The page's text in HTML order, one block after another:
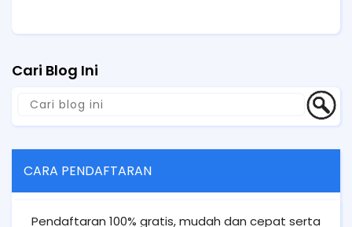
Cari Blog Ini
CARA PENDAFTARAN
Pendaftaran 100% gratis, mudah dan cepat serta